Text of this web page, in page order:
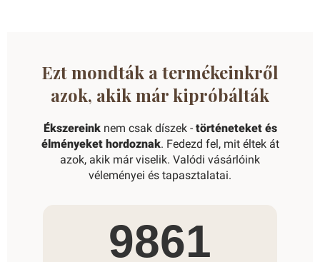
Ezt mondták a termékeinkről
azok, akik már kipróbálták
Ékszereinknem csak díszek - történeteket és
élményeket hordoznak. Fedezd fel, mit éltek át
azok, akik már viselik. Valódi vásárlóink
véleményei és tapasztalatai.
9861